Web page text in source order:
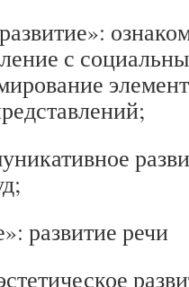
с
развитие речи